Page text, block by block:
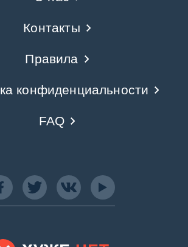
Контакты
Правила
конфиденциальности
FAQ